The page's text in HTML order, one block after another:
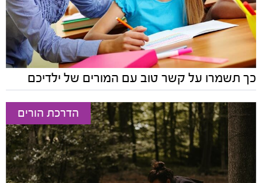
כך תשמרו על קשר טוב עם המורים של ילדיכם
הדרכת הורים